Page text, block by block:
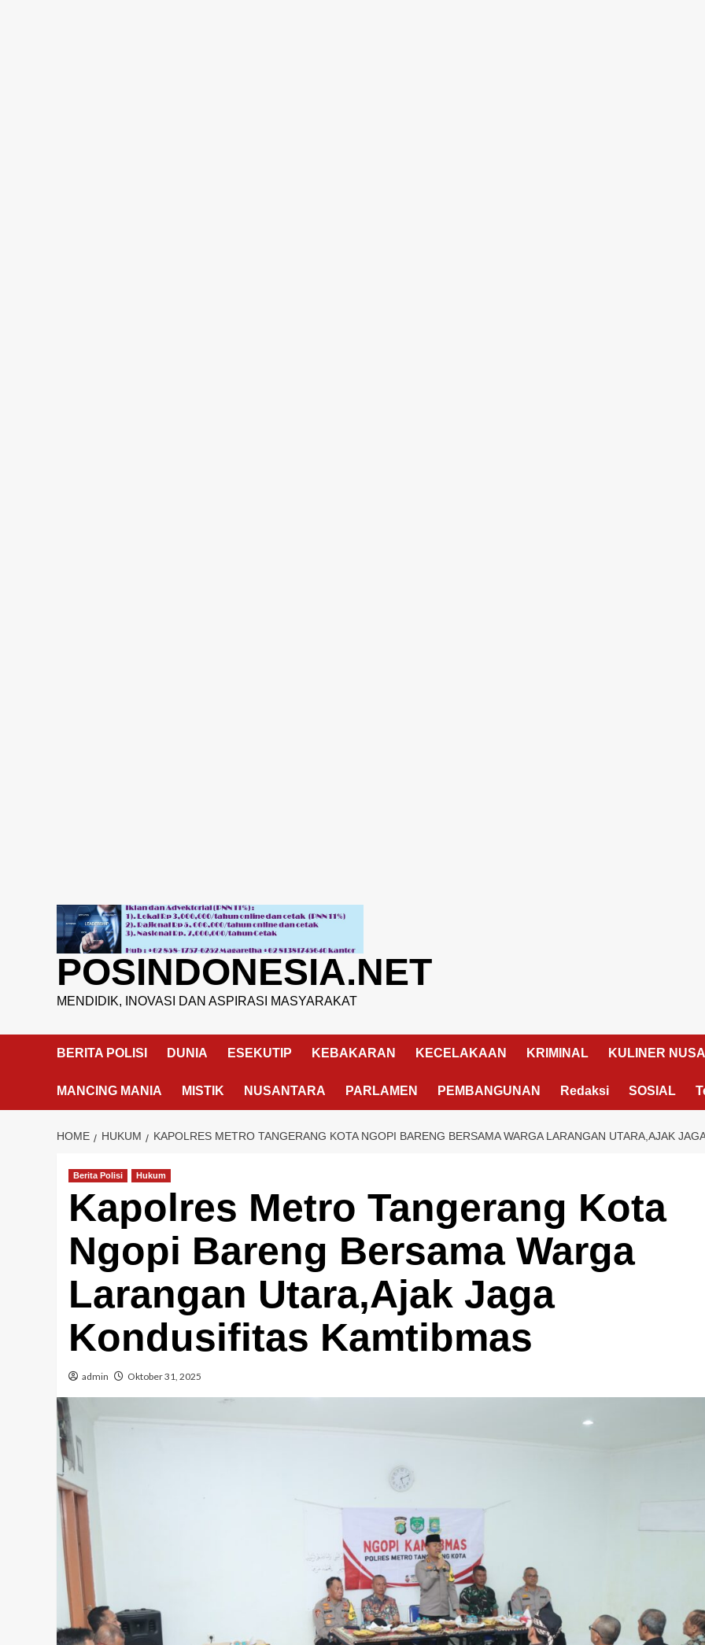
POSINDONESIA.NET
MENDIDIK, INOVASI DAN ASPIRASI MASYARAKAT
BERITA POLISI DUNIA ESEKUTIP KEBAKARAN KECELAKAAN KRIMINAL KULINER
MANCING MANIA MISTIK NUSANTARA PARLAMEN PEMBANGUNAN Redaksi SOSIAL
HOME HUKUM KAPOLRES METRO TANGERANG KOTA NGOPI BARENG BERSAMA WARGA LARANGAN UTARA,AJAK
Berita Polisi Hukum
Kapolres Metro Tangerang Kota
Ngopi Bareng Bersama Warga
Larangan Utara,Ajak Jaga
Kondusifitas Kamtibmas
admin Oktober 31, 2025
Viral Aniaya Seorang Caddy Di Modern
Golf, Pelaku Dibekuk Polisi Di Bandar
Lampung
admin Juni 27, 2026
Pemerintah Politik
Tangerang 2025-2030
DP3AP2KB Kota Tangerang Kolaborasi
Lintas Komunitas Harmoni Gerakan
Bersama,80 Guru SD Mengikuti
admin Juli 31, 2026